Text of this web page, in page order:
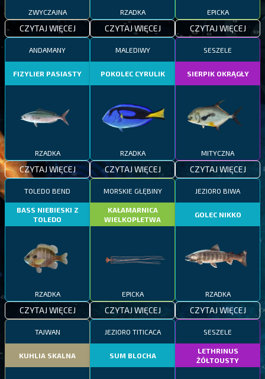
ZWYCZAJNA
CZYTAJ WIĘCEJ
RZADKA
CZYTAJ WIĘCEJ
EPICKA
CZYTAJ WIĘCEJ
ANDAMANY
FIZYLIER PASIASTY
RZADKA
CZYTAJ WIĘCEJ
MALEDIWY
POKOLEC CYRULIK
RZADKA
CZYTAJ WIĘCEJ
SESZELE
SIERPIK OKRĄGŁY
MITYCZNA
CZYTAJ WIĘCEJ
TOLEDO BEND
BASS NIEBIESKI Z
TOLEDO
RZADKA
CZYTAJ WIĘCEJ
MORSKIE GŁĘBINY
KAŁAMARNICA
WIELKOPŁETWA
EPICKA
CZYTAJ WIĘCEJ
JEZIORO BIWA
GOLEC NIKKO
RZADKA
CZYTAJ WIĘCEJ
TAJWAN
KUHLIA SKALNA
JEZIORO TITICACA
SUM BLOCHA
SESZELE
LETHRINUS
ŻÓŁTOUSTY